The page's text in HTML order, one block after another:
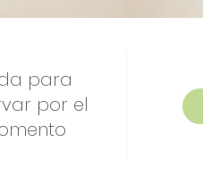
para
por el